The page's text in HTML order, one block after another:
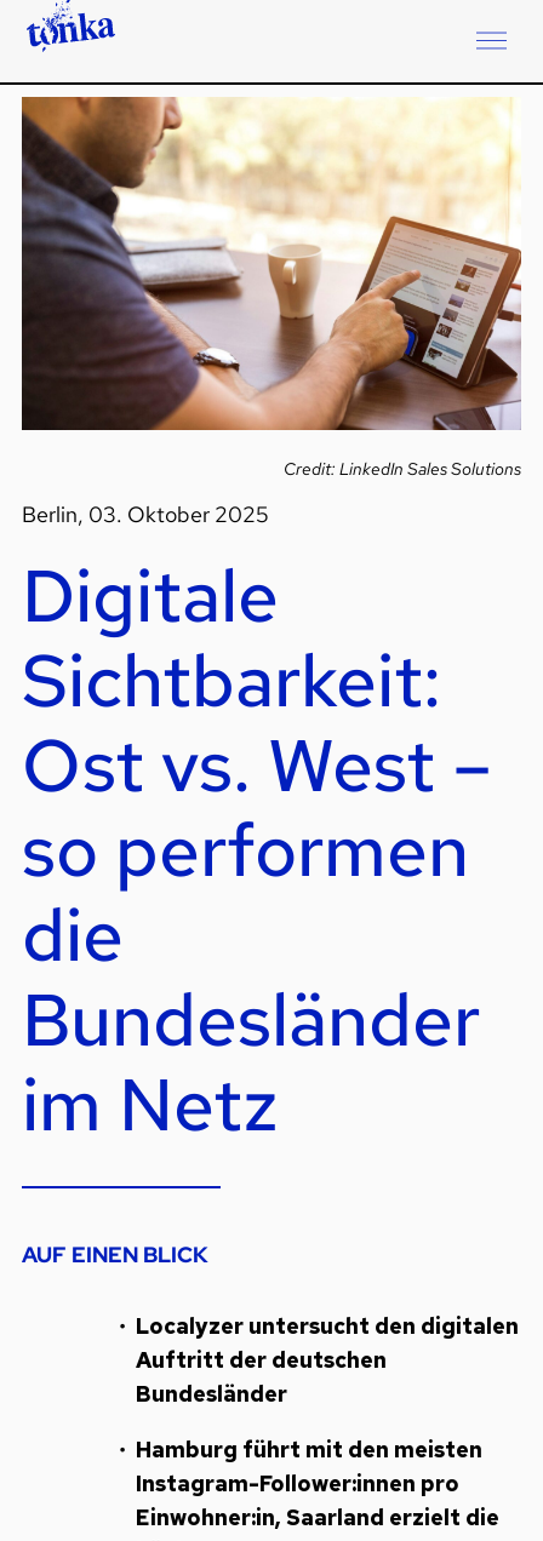
Credit: LinkedIn Sales Solutions
Berlin, 03. Oktober 2025
Digitale
Sichtbarkeit:
Ost vs. West –
so performen
die
Bundesländer
im Netz
AUF EINEN BLICK
Localyzer untersucht den digitalen
Auftritt der deutschen
Bundesländer
Hamburg führt mit den meisten
Instagram-Follower:innen pro
Einwohner:in, Saarland erzielt die